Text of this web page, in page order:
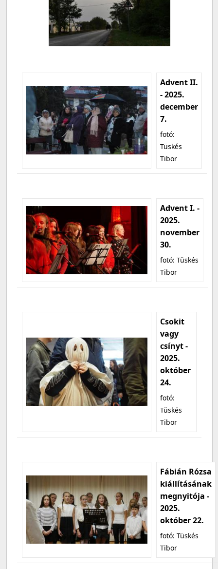
Advent II.
- 2025.
december
7.
fotó:
Tüskés
Tibor
Advent I. -
2025.
november
30.
fotó: Tüskés
Tibor
Csokit
vagy
csínyt -
2025.
október
24.
fotó:
Tüskés
Tibor
Fábián Rózsa
kiállításának
megnyitója -
2025.
október 22.
fotó: Tüskés
Tibor